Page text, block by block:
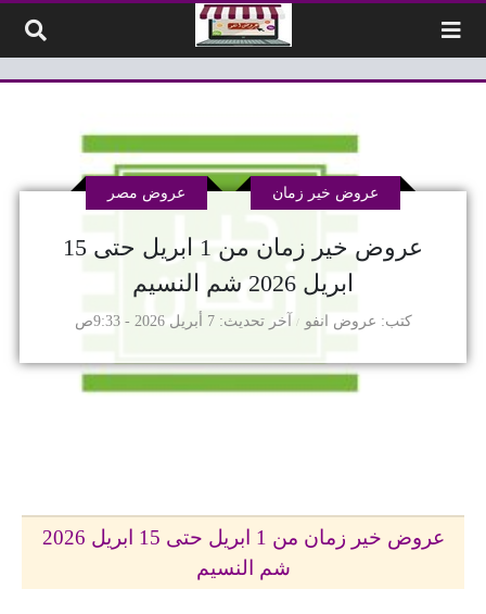
عروض خير زمان من 1 ابريل حتى 15
ابريل 2026 شم النسيم
كتب عروض انفو
عروض خير زمان عروض مصر
آخر تحديث 7 أبريل 2026 - 9:33ص
عروض خير زمان من 1 ابريل حتى 15 ابريل 2026
شم النسيم